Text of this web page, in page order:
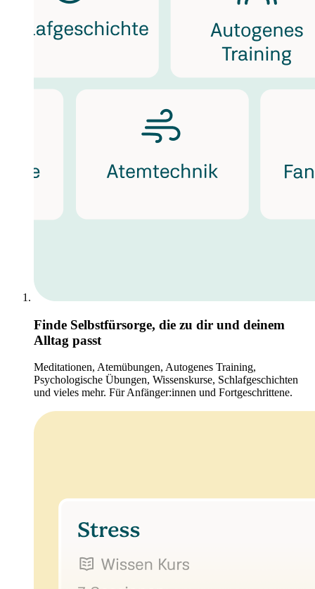
Finde Selbstfürsorge, die zu dir und deinem
Alltag passt
Meditationen, Atemübungen, Autogenes Training,
Psychologische Übungen, Wissenskurse, Schlafgeschichten
und vieles mehr. Für Anfänger:innen und Fortgeschrittene.